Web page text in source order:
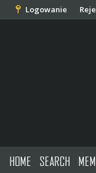
Logowanie
HOME SEARCH